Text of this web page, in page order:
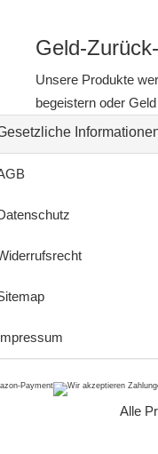
Geld-
Unsere Produkte
begeistern oder
Impressum
Alle